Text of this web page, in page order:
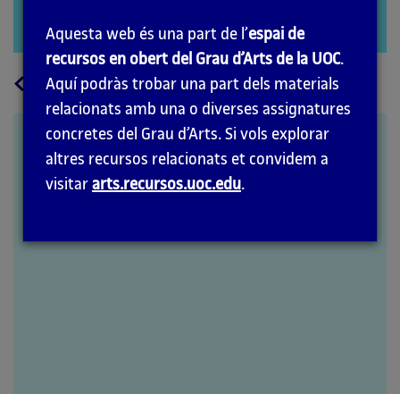
PID_00271388
Tornara
la
pàgina
principal
01_Transitar el lloc. Guia
d’observació i prospectiva
Aquesta web és una part de l’espai de
recursos en obert del Grau d’Arts de la UOC.
Aquí podràs trobar una part dels materials
relacionats amb una o diverses assignatures
concretes del Grau d’Arts. Si vols explorar
altres recursos relacionats et convidem a
visitar arts.recursos.uoc.edu.